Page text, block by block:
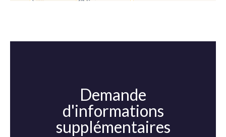
Demande
d'informations
supplémentaires